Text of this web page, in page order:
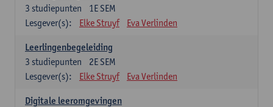
1E SEM
3 studiepunten
Lesgever(s):
Elke Struyf Eva Verlinden
Leerlingenbegeleiding
2E SEM
3 studiepunten
Lesgever(s):
Elke Struyf Eva Verlinden
Digitale leeromgevingen